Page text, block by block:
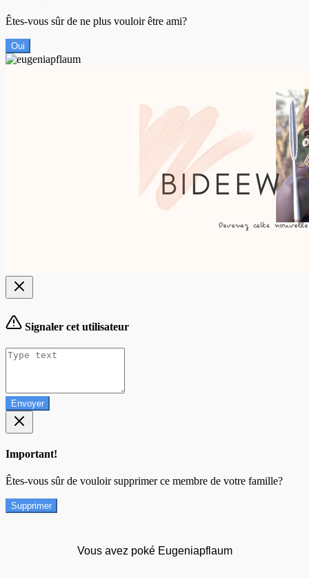
Êtes-vous sûr de ne plus vouloir être ami?
Oui
Signaler cet utilisateur
Envoyer
Important!
Êtes-vous sûr de vouloir supprimer ce membre de votre famille?
Supprimer
Vous avez poké Eugeniapflaum